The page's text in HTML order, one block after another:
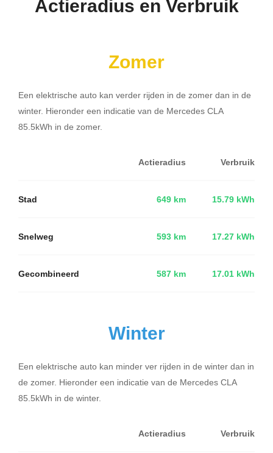
Actieradius en Verbruik
Zomer
Een elektrische auto kan verder rijden in de zomer dan in de
winter. Hieronder een indicatie van de Mercedes CLA
85.5kWh in de zomer.
Actieradius Verbruik
Stad 649 km 15.79 kWh
Snelweg 593 km 17.27 kWh
Gecombineerd 587 km 17.01 kWh
Winter
Een elektrische auto kan minder ver rijden in de winter dan in
de zomer. Hieronder een indicatie van de Mercedes CLA
85.5kWh in de winter.
Actieradius Verbruik